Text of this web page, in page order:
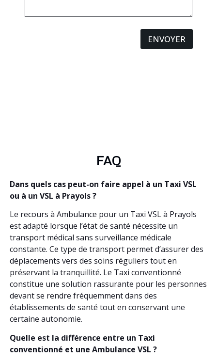
ENVOYER
FAQ
Dans quels cas peut-on faire appel à un Taxi VSL
ou à un VSL à Prayols ?
Le recours à Ambulance pour un Taxi VSL à Prayols
est adapté lorsque l’état de santé nécessite un
transport médical sans surveillance médicale
constante. Ce type de transport permet d’assurer des
déplacements vers des soins réguliers tout en
préservant la tranquillité. Le Taxi conventionné
constitue une solution rassurante pour les personnes
devant se rendre fréquemment dans des
établissements de santé tout en conservant une
certaine autonomie.
Quelle est la différence entre un Taxi
conventionné et une Ambulance VSL ?